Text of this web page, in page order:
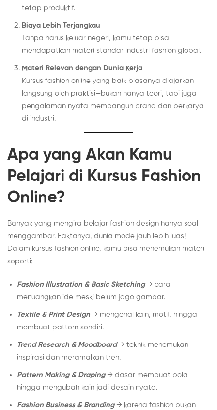
tetap produktif.
Biaya Lebih Terjangkau
Tanpa harus keluar negeri, kamu tetap bisa
mendapatkan materi standar industri fashion global.
Materi Relevan dengan Dunia Kerja
Kursus fashion online yang baik biasanya diajarkan
langsung oleh praktisi—bukan hanya teori, tapi juga
pengalaman nyata membangun brand dan berkarya
di industri.
Apa yang Akan Kamu
Pelajari di Kursus Fashion
Online?
Banyak yang mengira belajar fashion design hanya soal
menggambar. Faktanya, dunia mode jauh lebih luas!
Dalam kursus fashion online, kamu bisa menemukan materi
seperti:
Fashion Illustration & Basic Sketching → cara
menuangkan ide meski belum jago gambar.
Textile & Print Design → mengenal kain, motif, hingga
membuat pattern sendiri.
Trend Research & Moodboard → teknik menemukan
inspirasi dan meramalkan tren.
Pattern Making & Draping→ dasar membuat pola
hingga mengubah kain jadi desain nyata.
Fashion Business & Branding→ karena fashion bukan